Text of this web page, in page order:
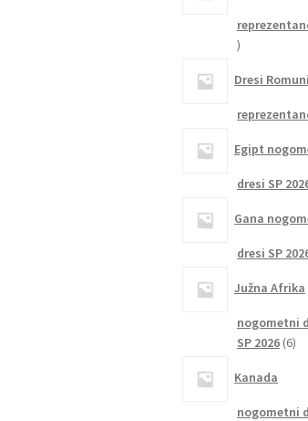
22
Dresi
Egipt
dresi SP
Gana
dresi SP
Južna Afrika
nogometni
SP 2026 66
Kanada
nogometni